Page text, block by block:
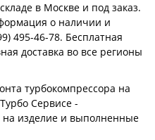
в Москве и под заказ.
о наличии и
495-46-78. Бесплатная
доставка во все регионы
турбокомпрессора на
Сервисе -
изделие и выполненные